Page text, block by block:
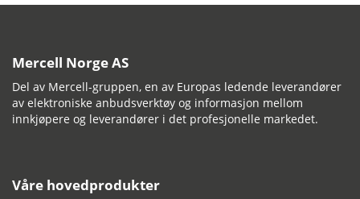
Mercell Norge AS
Del av Mercell-gruppen, en av Europas ledende leverandører
av elektroniske anbudsverktøy og informasjon mellom
innkjøpere og leverandører i det profesjonelle markedet.
Våre hovedprodukter